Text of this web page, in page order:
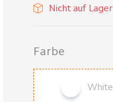
Nicht auf Lager
Farbe
White